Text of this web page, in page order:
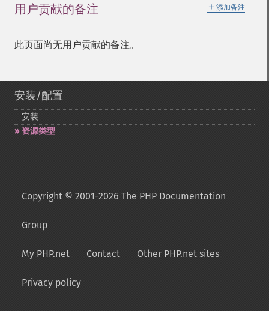
＋ 添加备注
用户贡献的备注
此页面尚无用户贡献的备注。
安装/配置
安装
资源类型
Copyright © 2001-2026 The PHP Documentation
Group
My PHP.net Contact Other PHP.net sites
Privacy policy